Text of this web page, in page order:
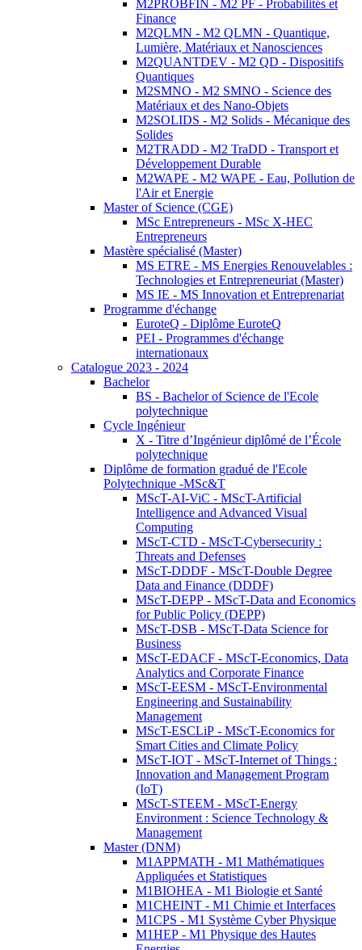
M2PROBFIN - M2 PF - Probabilités et
Finance
M2QLMN - M2 QLMN - Quantique,
Lumière, Matériaux et Nanosciences
M2QUANTDEV - M2 QD - Dispositifs
Quantiques
M2SMNO - M2 SMNO - Science des
Matériaux et des Nano-Objets
M2SOLIDS - M2 Solids - Mécanique des
Solides
M2TRADD - M2 TraDD - Transport et
Développement Durable
M2WAPE - M2 WAPE - Eau, Pollution de
l'Air et Energie
Master of Science (CGE)
MSc Entrepreneurs - MSc X-HEC
Entrepreneurs
Mastère spécialisé (Master)
MS ETRE - MS Energies Renouvelables :
Technologies et Entrepreneuriat (Master)
MS IE - MS Innovation et Entreprenariat
Programme d'échange
EuroteQ - Diplôme EuroteQ
PEI - Programmes d'échange
internationaux
Catalogue 2023 - 2024
Bachelor
BS - Bachelor of Science de l'Ecole
polytechnique
Cycle Ingénieur
X - Titre d’Ingénieur diplômé de l’École
polytechnique
Diplôme de formation gradué de l'Ecole
Polytechnique -MSc&T
MScT-AI-ViC - MScT-Artificial
Intelligence and Advanced Visual
Computing
MScT-CTD - MScT-Cybersecurity :
Threats and Defenses
MScT-DDDF - MScT-Double Degree
Data and Finance (DDDF)
MScT-DEPP - MScT-Data and Economics
for Public Policy (DEPP)
MScT-DSB - MScT-Data Science for
Business
MScT-EDACF - MScT-Economics, Data
Analytics and Corporate Finance
MScT-EESM - MScT-Environmental
Engineering and Sustainability
Management
MScT-ESCLiP - MScT-Economics for
Smart Cities and Climate Policy
MScT-IOT - MScT-Internet of Things :
Innovation and Management Program
(IoT)
MScT-STEEM - MScT-Energy
Environment : Science Technology &
Management
Master (DNM)
M1APPMATH - M1 Mathématiques
Appliquées et Statistiques
M1BIOHEA - M1 Biologie et Santé
M1CHEINT - M1 Chimie et Interfaces
M1CPS - M1 Système Cyber Physique
M1HEP - M1 Physique des Hautes